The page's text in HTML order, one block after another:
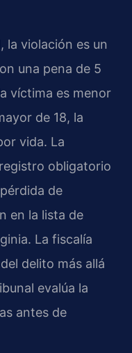
, la violación es un
una pena de 5
víctima es menor
de 18, la
vida. La
obligatorio
de
en la lista de
La fiscalía
delito más allá
evalúa la
antes de